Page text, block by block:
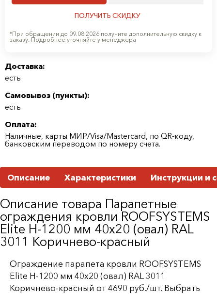
ПОЛУЧИТЬ СКИДКУ
*При обращении до 09.08.2026 получите дополнительную скидку к
заказу. Подробнее уточняйте у менеджера
Доставка:
есть
Самовывоз (пункты):
есть
Оплата:
Наличные, карты МИР/Visa/Mastercard, по QR-коду,
банковским переводом по номеру счета.
Описание Характеристики Инструкции и
Описание товара Парапетные
ограждения кровли ROOFSYSTEMS
Elite H-1200 мм 40х20 (овал) RAL
3011 Коричнево-красный
Ограждение парапета кровли ROOFSYSTEMS
Elite H-1200 мм 40х20 (овал) RAL 3011
Коричнево-красный от 4690 руб./шт. Выбрать